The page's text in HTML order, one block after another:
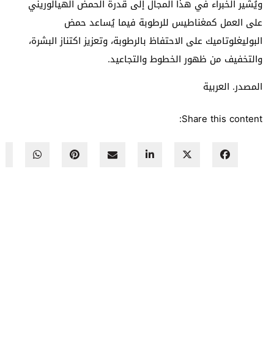
ويُشير الخبراء في هذا المجال إلى قدرة الحمض الهيالوريني
على العمل كمغناطيس للرطوبة فيما يُساعد حمض
البوليغلوتاميك على الاحتفاظ بالرطوبة، وتعزيز اكتناز البشرة،
والتخفيف من ظهور الخطوط والتجاعيد.
المصدر. العربية
Share this content: